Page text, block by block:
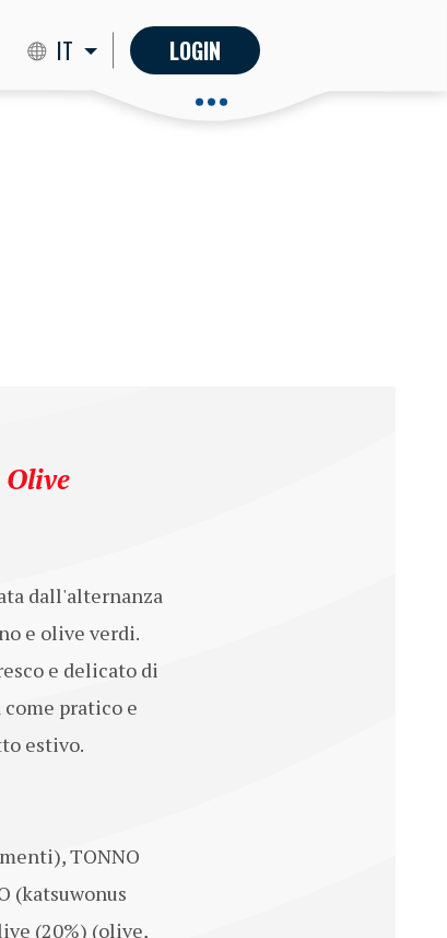
IT LOGIN
dall'alternanza
e olive verdi.
e delicato di
pratico e
estivo.
TONNO
(katsuwonus
(20%) (olive,